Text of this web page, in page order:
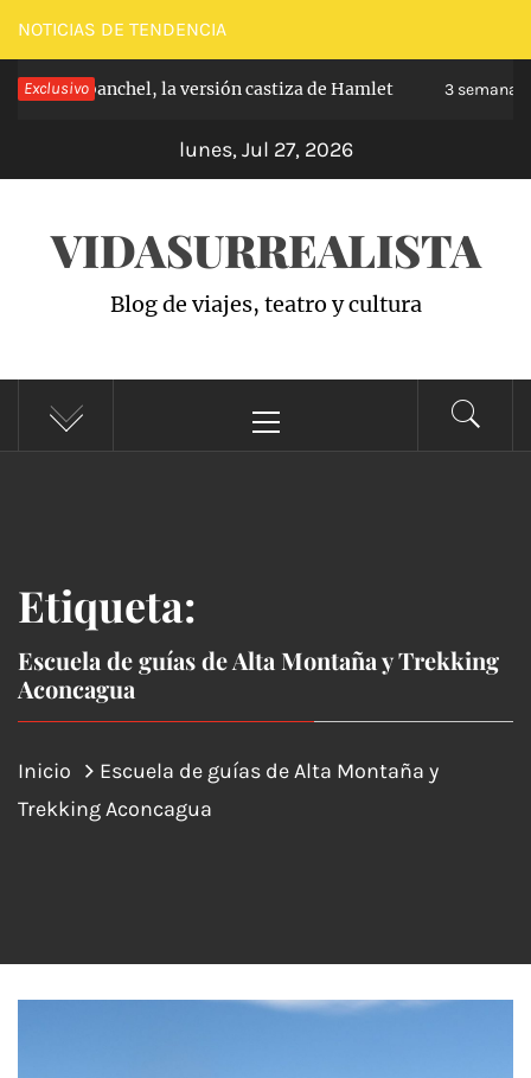
Saltar
al
contenido
NOTICIAS DE TENDENCIA
Exclusivo
de Carabanchel, la versión castiza de Hamlet 3 semanas
lunes, Jul 27, 2026
VIDASURREALISTA
Blog de viajes, teatro y cultura
principal
Etiqueta:
Escuela de guías de Alta Montaña y Trekking
Aconcagua
Inicio
Escuela de guías de Alta Montaña y
Trekking Aconcagua